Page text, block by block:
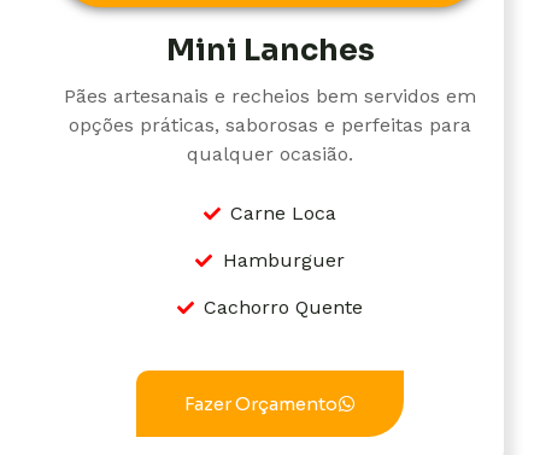
Mini Lanches
Pães artesanais e recheios bem servidos em
opções práticas, saborosas e perfeitas para
qualquer ocasião.
Carne Loca
Hamburguer
Cachorro Quente
Fazer Orçamento